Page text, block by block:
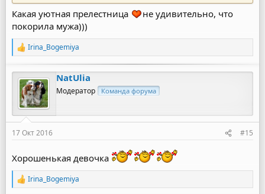
Какая уютная прелестница
не удивительно, что
покорила мужа)))
Р
а
к
ц
и
и
:
Irina_Bogemiya
NatUlia
Модератор Команда форума
17 Окт 2016 #15
Хорошенькая девочка
Р
Irina_Bogemiya